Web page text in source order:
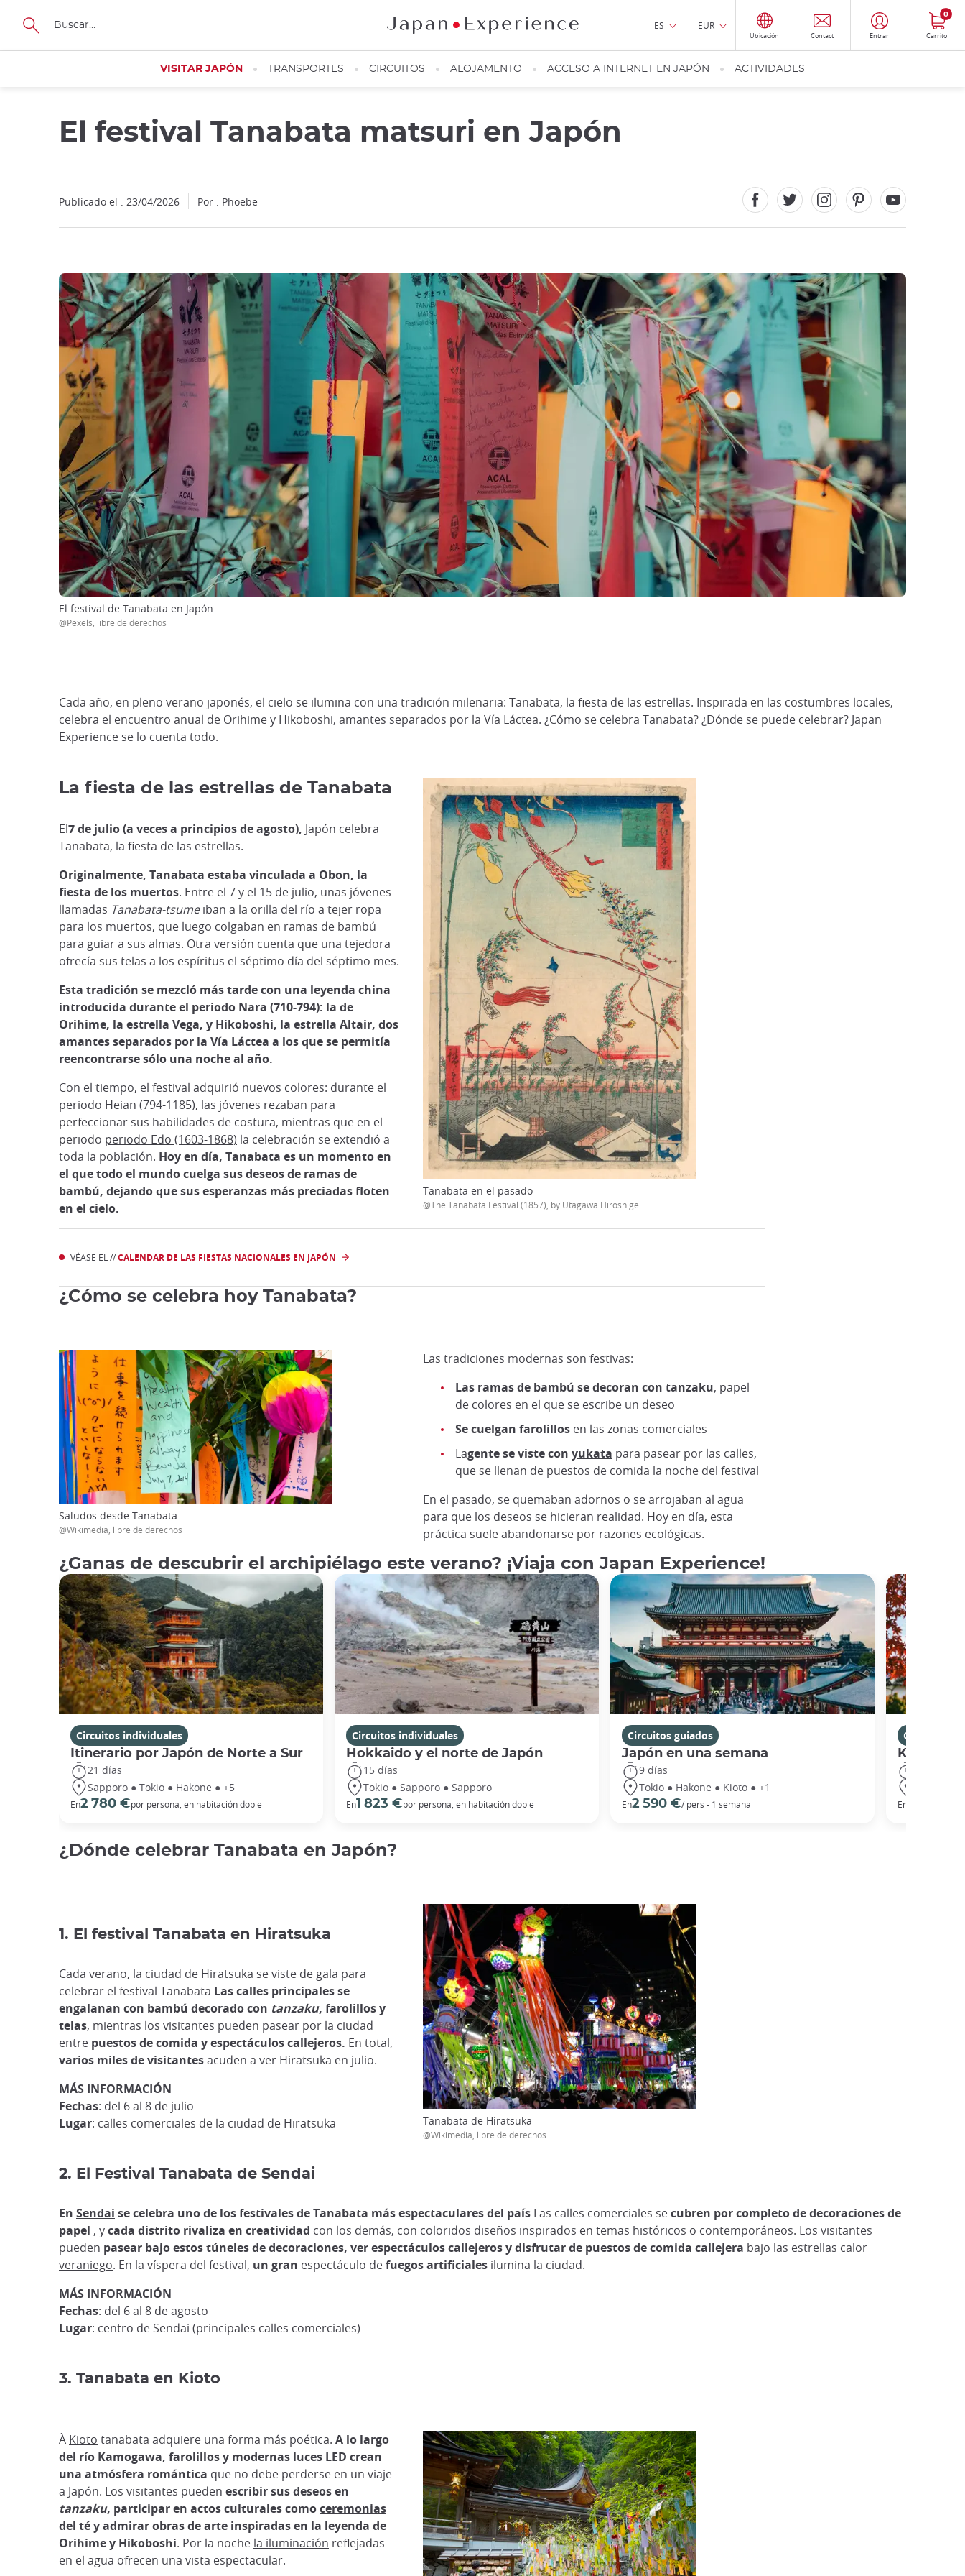
Tamaño
ES EUR
Ubicación Contact Entrar Carrito
0
VISITAR JAPÓN TRANSPORTES CIRCUITOS ALOJAMENTO ACCESO A INTERNET EN JAPÓN ACTIVIDADES
El festival Tanabata matsuri en Japón
Publicado el : 23/04/2026 Por : Phoebe
El festival de Tanabata en Japón
@Pexels, libre de derechos
Cada año, en pleno verano japonés, el cielo se ilumina con una tradición milenaria: Tanabata, la fiesta de las estrellas. Inspirada en las costumbres locales,
celebra el encuentro anual de Orihime y Hikoboshi, amantes separados por la Vía Láctea. ¿Cómo se celebra Tanabata? ¿Dónde se puede celebrar? Japan
Experience se lo cuenta todo.
La fiesta de las estrellas de Tanabata
El7 de julio (a veces a principios de agosto), Japón celebra
Tanabata, la fiesta de las estrellas.
Originalmente, Tanabata estaba vinculada a Obon, la
fiesta de los muertos. Entre el 7 y el 15 de julio, unas jóvenes
llamadas Tanabata-tsumeiban a la orilla del río a tejer ropa
para los muertos, que luego colgaban en ramas de bambú
para guiar a sus almas. Otra versión cuenta que una tejedora
ofrecía sus telas a los espíritus el séptimo día del séptimo mes.
Esta tradición se mezcló más tarde con una leyenda china
introducida durante el periodo Nara (710-794): la de
Orihime, la estrella Vega, y Hikoboshi, la estrella Altair, dos
amantes separados por la Vía Láctea a los que se permitía
reencontrarse sólo una noche al año.
Con el tiempo, el festival adquirió nuevos colores: durante el
periodo Heian (794-1185), las jóvenes rezaban para
perfeccionar sus habilidades de costura, mientras que en el
periodo periodo Edo (1603-1868) la celebración se extendió a
toda la población. Hoy en día, Tanabata es un momento en
el que todo el mundo cuelga sus deseos de ramas de
bambú, dejando que sus esperanzas más preciadas floten
en el cielo.
Tanabata en el pasado
@The Tanabata Festival (1857), by Utagawa Hiroshige
VÉASE EL //CALENDAR DE LAS FIESTAS NACIONALES EN JAPÓN
¿Cómo se celebra hoy Tanabata?
Las tradiciones modernas son festivas:
Las ramas de bambú se decoran con tanzaku, papel
de colores en el que se escribe un deseo
Se cuelgan farolillosen las zonas comerciales
Lagente se viste con yukata para pasear por las calles,
que se llenan de puestos de comida la noche del festival
En el pasado, se quemaban adornos o se arrojaban al agua
para que los deseos se hicieran realidad. Hoy en día, esta
práctica suele abandonarse por razones ecológicas.
Saludos desde Tanabata
@Wikimedia, libre de derechos
¿Ganas de descubrir el archipiélago este verano? ¡Viaja con Japan Experience!
Circuitos individuales
Itinerario por Japón de Norte a Sur
21 días
Sapporo ● Tokio ● Hakone ● +5
En2 780 €por persona, en habitación doble
Circuitos individuales
Hokkaido y el norte de Japón
15 días
Tokio ● Sapporo ● Sapporo
En1 823 €por persona, en habitación doble
Circuitos guiados
Japón en una semana
9 días
Tokio ● Hakone ● Kioto ● +1
En2 590 €/ pers - 1 semana
Circuitos
Kyushu:
En
¿Dónde celebrar Tanabata en Japón?
1. El festival Tanabata en Hiratsuka
Cada verano, la ciudad de Hiratsuka se viste de gala para
celebrar el festival Tanabata Las calles principales se
engalanan con bambú decorado con tanzaku, farolillos y
telas, mientras los visitantes pueden pasear por la ciudad
entre puestos de comida y espectáculos callejeros. En total,
varios miles de visitantesacuden a ver Hiratsuka en julio.
MÁS INFORMACIÓN
Fechas: del 6 al 8 de julio
Lugar: calles comerciales de la ciudad de Hiratsuka Tanabata de Hiratsuka
@Wikimedia, libre de derechos
2. El Festival Tanabata de Sendai
En Sendai se celebra uno de los festivales de Tanabata más espectaculares del país Las calles comerciales secubren por completo de decoraciones de
papel , ycada distrito rivaliza en creatividad con los demás, con coloridos diseños inspirados en temas históricos o contemporáneos. Los visitantes
pueden pasear bajo estos túneles de decoraciones, ver espectáculos callejeros y disfrutar de puestos de comida callejera bajo las estrellas calor
veraniego. En la víspera del festival, un gran espectáculo defuegos artificiales ilumina la ciudad.
MÁS INFORMACIÓN
Fechas: del 6 al 8 de agosto
Lugar: centro de Sendai (principales calles comerciales)
3. Tanabata en Kioto
À Kioto tanabata adquiere una forma más poética. A lo largo
del río Kamogawa, farolillos y modernas luces LED crean
una atmósfera romántica que no debe perderse en un viaje
a Japón. Los visitantes pueden escribir sus deseos en
tanzaku, participar en actos culturales comoceremonias
del téy admirar obras de arte inspiradas en la leyenda de
Orihime y Hikoboshi. Por la noche la iluminación reflejadas
en el agua ofrecen una vista espectacular.